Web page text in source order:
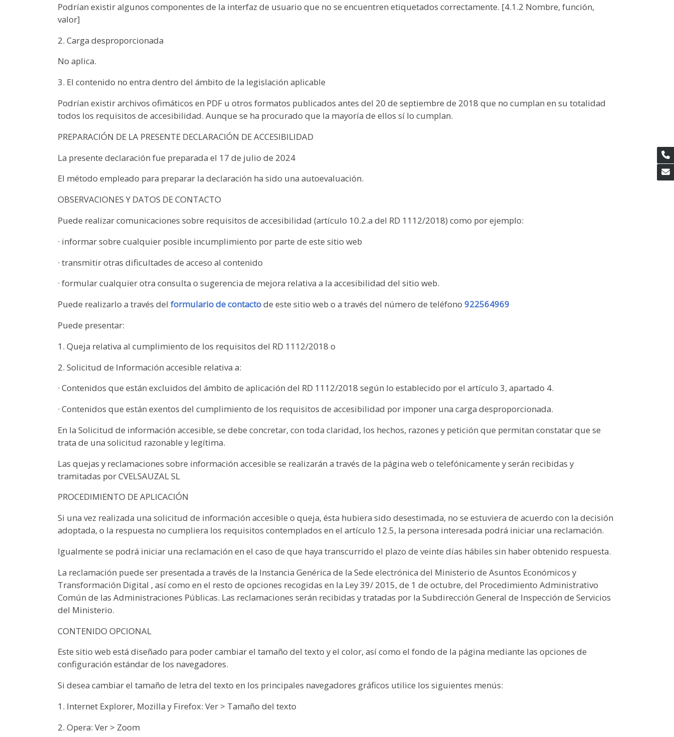
Podrían existir algunos componentes de la interfaz de usuario que no se encuentren etiquetados correctamente. [4.1.2 Nombre, función,
valor]
2. Carga desproporcionada
No aplica.
3. El contenido no entra dentro del ámbito de la legislación aplicable
Podrían existir archivos ofimáticos en PDF u otros formatos publicados antes del 20 de septiembre de 2018 que no cumplan en su totalidad
todos los requisitos de accesibilidad. Aunque se ha procurado que la mayoría de ellos sí lo cumplan.
PREPARACIÓN DE LA PRESENTE DECLARACIÓN DE ACCESIBILIDAD
La presente declaración fue preparada el 17 de julio de 2024
El método empleado para preparar la declaración ha sido una autoevaluación.
OBSERVACIONES Y DATOS DE CONTACTO
Puede realizar comunicaciones sobre requisitos de accesibilidad (artículo 10.2.a del RD 1112/2018) como por ejemplo:
· informar sobre cualquier posible incumplimiento por parte de este sitio web
· transmitir otras dificultades de acceso al contenido
· formular cualquier otra consulta o sugerencia de mejora relativa a la accesibilidad del sitio web.
Puede realizarlo a través del formulario de contactode este sitio web o a través del número de teléfono 922564969
Puede presentar:
1. Queja relativa al cumplimiento de los requisitos del RD 1112/2018 o
2. Solicitud de Información accesible relativa a:
· Contenidos que están excluidos del ámbito de aplicación del RD 1112/2018 según lo establecido por el artículo 3, apartado 4.
· Contenidos que están exentos del cumplimiento de los requisitos de accesibilidad por imponer una carga desproporcionada.
En la Solicitud de información accesible, se debe concretar, con toda claridad, los hechos, razones y petición que permitan constatar que se
trata de una solicitud razonable y legítima.
Las quejas y reclamaciones sobre información accesible se realizarán a través de la página web o telefónicamente y serán recibidas y
tramitadas por CVELSAUZAL SL
PROCEDIMIENTO DE APLICACIÓN
Si una vez realizada una solicitud de información accesible o queja, ésta hubiera sido desestimada, no se estuviera de acuerdo con la decisión
adoptada, o la respuesta no cumpliera los requisitos contemplados en el artículo 12.5, la persona interesada podrá iniciar una reclamación.
Igualmente se podrá iniciar una reclamación en el caso de que haya transcurrido el plazo de veinte días hábiles sin haber obtenido respuesta.
La reclamación puede ser presentada a través de la Instancia Genérica de la Sede electrónica del Ministerio de Asuntos Económicos y
Transformación Digital , así como en el resto de opciones recogidas en la Ley 39/ 2015, de 1 de octubre, del Procedimiento Administrativo
Común de las Administraciones Públicas. Las reclamaciones serán recibidas y tratadas por la Subdirección General de Inspección de Servicios
del Ministerio.
CONTENIDO OPCIONAL
Este sitio web está diseñado para poder cambiar el tamaño del texto y el color, así como el fondo de la página mediante las opciones de
configuración estándar de los navegadores.
Si desea cambiar el tamaño de letra del texto en los principales navegadores gráficos utilice los siguientes menús:
1. Internet Explorer, Mozilla y Firefox: Ver > Tamaño del texto
2. Opera: Ver > Zoom